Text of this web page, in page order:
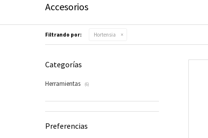
Accesorios
Filtrando por: Hortensia
Categorías
Herramientas (6)
Preferencias